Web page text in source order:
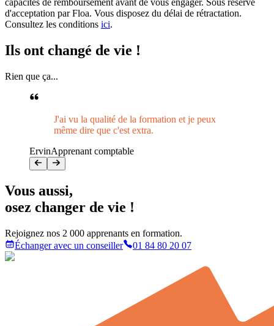
d'acceptation par Floa. Vous disposez du délai de rétractation.
Consultez les conditions ici.
Ils ont changé de vie !
Rien que ça...
J'ai vu la qualité de la formation et je peux
même dire que c'est extra.
ErvinApprenant comptable
Vous aussi,
osez changer de vie !
Rejoignez nos 2 000 apprenants en formation.
Échanger avec un conseiller
01 84 80 20 07